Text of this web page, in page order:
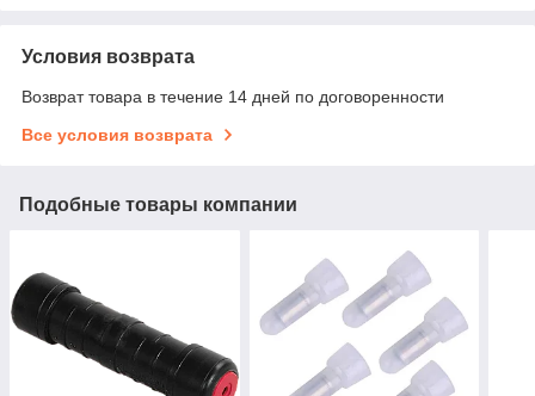
Условия возврата
Возврат товара в течение 14 дней по договоренности
Все условия возврата
Подобные товары компании